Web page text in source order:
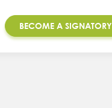
BECOME A SIGNATORY